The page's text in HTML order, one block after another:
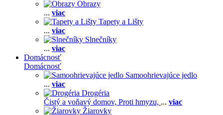
Obrazy
... viac
Tapety a Lišty
... viac
Slnečníky
... viac
Domácnosť
Domácnosť
Samoohrievajúce jedlo
... viac
Drogéria
Čistý a voňavý domov, Proti hmyzu, ... viac
Žiarovky